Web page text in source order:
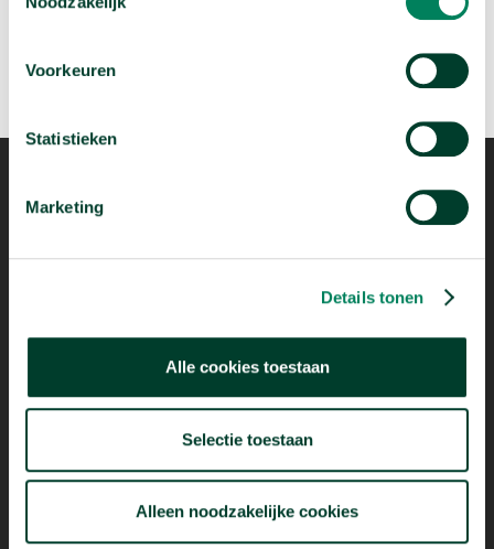
Voorkeuren
Statistieken
Marketing
Details tonen
Alle cookies toestaan
Selectie toestaan
Alleen noodzakelijke cookies
Mogelijk dankzij